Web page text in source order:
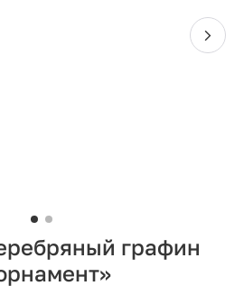
графин